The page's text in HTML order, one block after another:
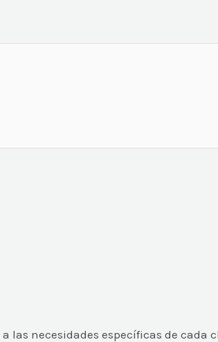
necesidades específicas de cada